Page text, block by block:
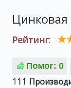
Цинковая
Рейтинг:
111